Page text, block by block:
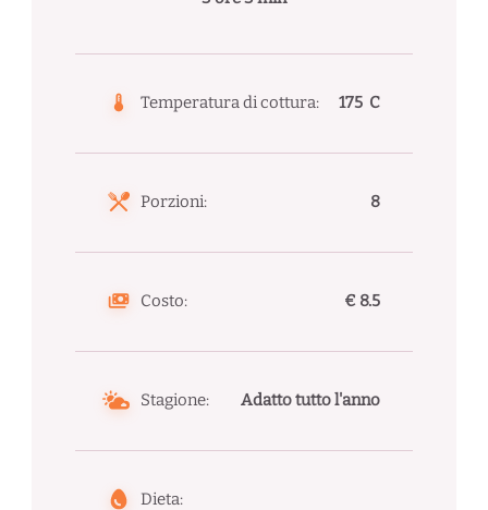
Temperatura di cottura: 175 C
Porzioni: 8
Costo: € 8.5
Stagione: Adatto tutto l'anno
Dieta: